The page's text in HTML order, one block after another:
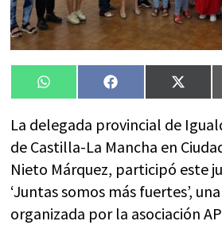
Compartir
en
WhatsAppCompartir
en
Facebook
en
X
La delegada provincial de
de Castilla-La Mancha en
Nieto Márquez, participó este
‘Juntas somos más fuertes’,
organizada por la asociación